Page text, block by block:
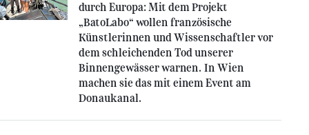
durch Europa: Mit dem Projekt
„BatoLabo“ wollen französische
Künstlerinnen und Wissenschaftler vor
dem schleichenden Tod unserer
Binnengewässer warnen. In Wien
machen sie das mit einem Event am
Donaukanal.